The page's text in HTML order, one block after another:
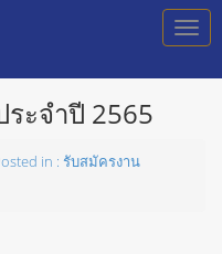
ระจำปี 2565
in : รับสมัครงาน